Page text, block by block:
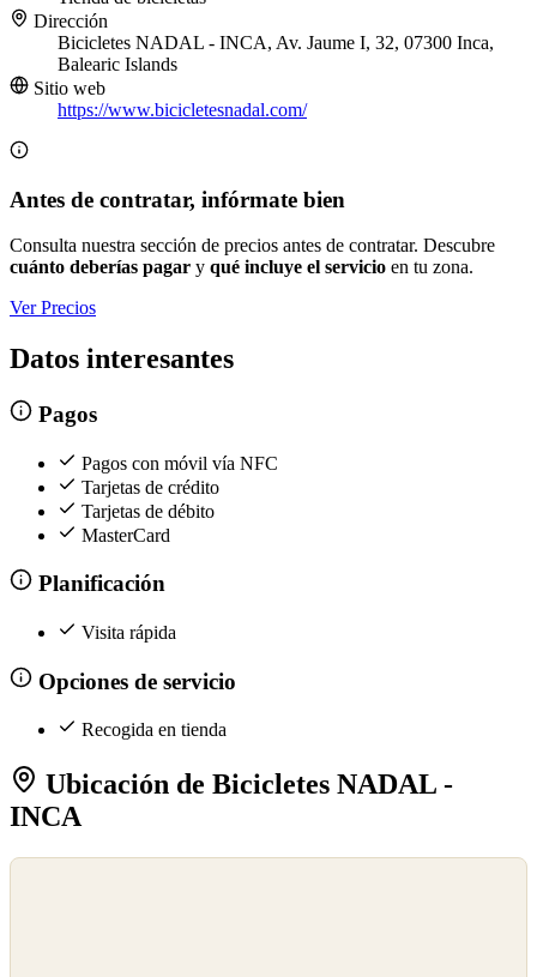
Dirección
Bicicletes NADAL - INCA, Av. Jaume I, 32, 07300 Inca,
Balearic Islands
Sitio web
https://www.bicicletesnadal.com/
Antes de contratar, infórmate bien
Consulta nuestra sección de precios antes de contratar. Descubre
cuánto deberías pagar y qué incluye el servicio en tu zona.
Ver Precios
Datos interesantes
Pagos
Pagos con móvil vía NFC
Tarjetas de crédito
Tarjetas de débito
MasterCard
Planificación
Visita rápida
Opciones de servicio
Recogida en tienda
Ubicación de Bicicletes NADAL -
INCA